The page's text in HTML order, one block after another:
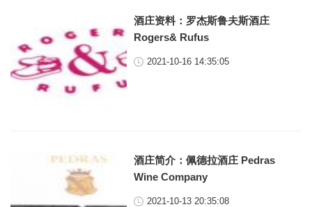
酒庄资料：罗杰斯鲁夫斯酒庄
Rogers& Rufus
2021-10-16 14:35:05
酒庄简介：佩德拉酒庄 Pedras
Wine Company
2021-10-13 20:35:08